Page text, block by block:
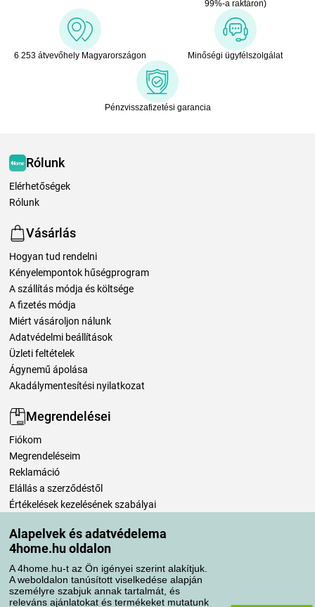
Alapelvek és adatvédelema
4home.hu oldalon
A 4home.hu-t az Ön igényei szerint alakítjuk.
A weboldalon tanúsított viselkedése alapján
személyre szabjuk annak tartalmát, és
releváns ajánlatokat és termékeket mutatunk
99%-a raktáron)
6 253 átvevőhely Magyarországon Minőségi ügyfélszolgálat
Pénzvisszafizetési garancia
Rólunk
Elérhetőségek
Rólunk
Vásárlás
Hogyan tud rendelni
Kényelempontok hűségprogram
A szállítás módja és költsége
A fizetés módja
Miért vásároljon nálunk
Adatvédelmi beállítások
Üzleti feltételek
Ágynemű ápolása
Akadálymentesítési nyilatkozat
Megrendelései
Fiókom
Megrendeléseim
Reklamáció
Elállás a szerződéstől
Értékelések kezelésének szabályai
Szállítási módok
Fizetési módok